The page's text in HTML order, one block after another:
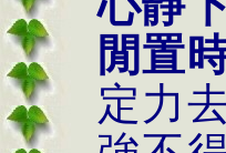
閒置
定力